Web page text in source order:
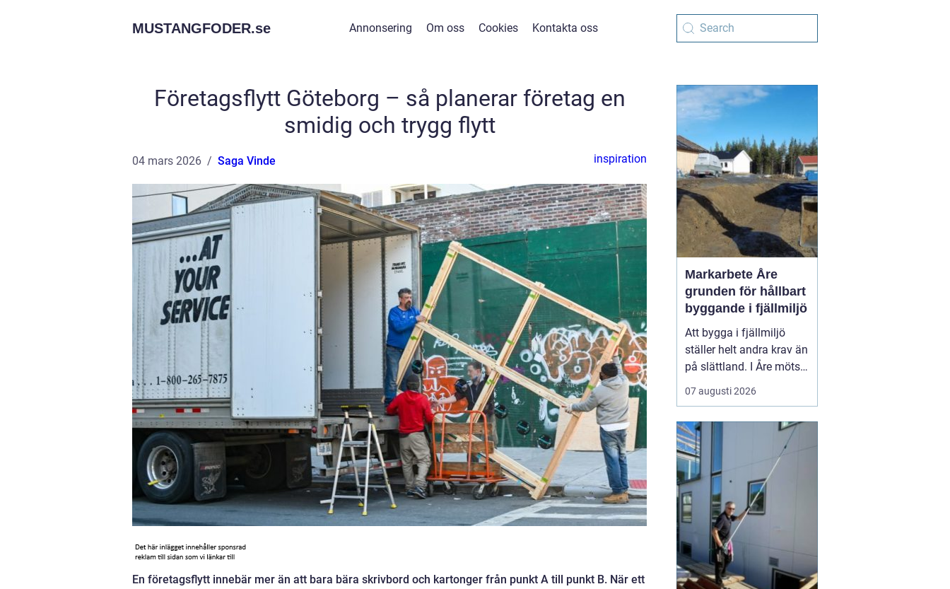
MUSTANGFODER.se Annonsering Om oss Cookies Kontakta oss
Företagsflytt Göteborg – så planerar företag en
smidig och trygg flytt
04 mars 2026 Saga Vinde inspiration
En företagsflytt innebär mer än att bara bära skrivbord och kartonger från punkt A till punkt B. När ett
Markarbete Åre
grunden för hållbart
byggande i fjällmiljö
Att bygga i fjällmiljö
ställer helt andra krav än
på slättland. I Åre möts
hårt klimat, kuperad
terräng och känsliga
planerar hus, väg,
parkering eller tomt här
behöver börja i rätt ände:
ett genomtänkt och
noggrant markarbete.
N...
07 augusti 2026